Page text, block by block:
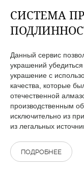
СИСТЕМА
Данный сервис
украшений
украшение с
качества, которые
отечественной
производственным
исключительно из
из легальных
ПОДРОБНЕЕ